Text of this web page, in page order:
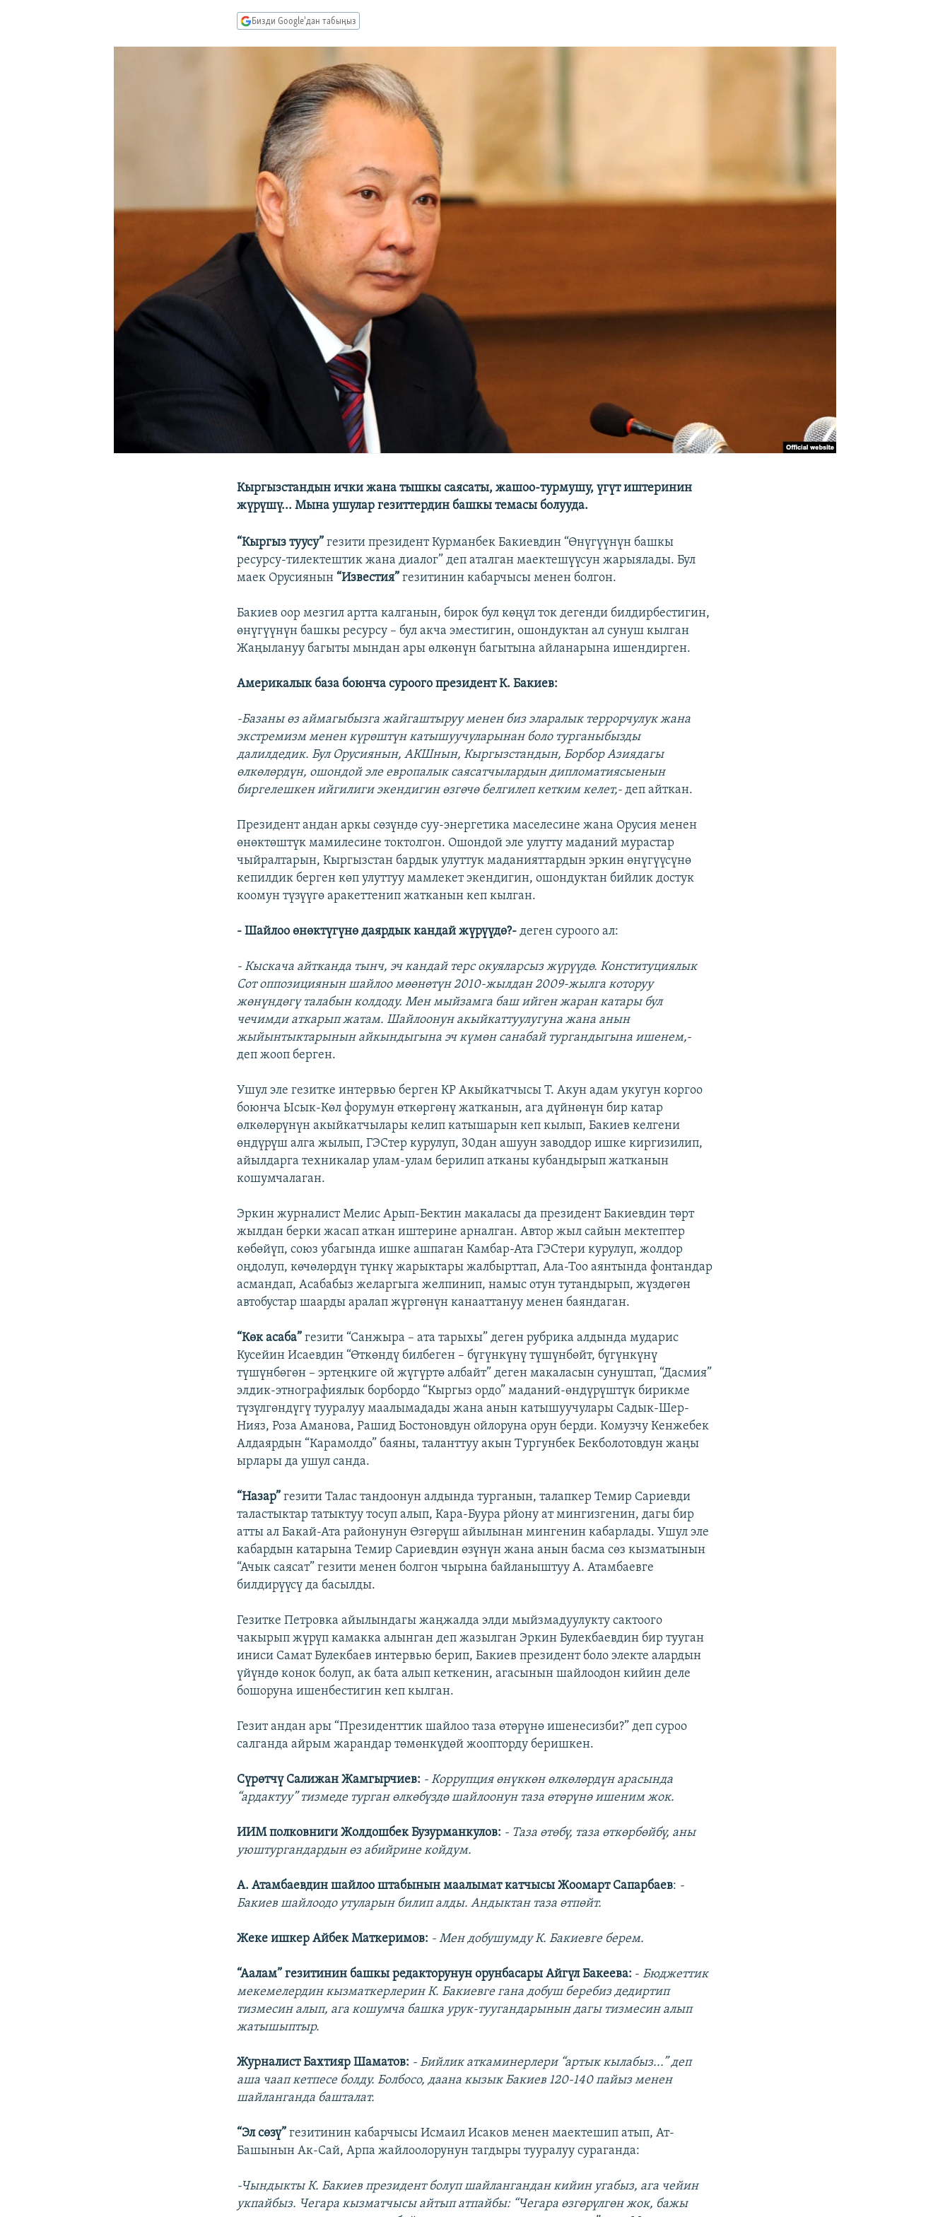
Бизди Google'дан табыңыз
Кыргызстандын ички жана тышкы саясаты, жашоо-турмушу, үгүт иштеринин
жүрүшү... Мына ушулар гезиттердин башкы темасы болууда.
“Кыргыз туусу”гезити президент Курманбек Бакиевдин “Өнүгүүнүн башкы
ресурсу-тилектештик жана диалог” деп аталган маектешүүсун жарыялады. Бул
маек Орусиянын “Известия” гезитинин кабарчысы менен болгон.
Бакиев оор мезгил артта калганын, бирок бул көңүл ток дегенди билдирбестигин,
өнүгүүнүн башкы ресурсу – бул акча эместигин, ошондуктан ал сунуш кылган
Жаңылануу багыты мындан ары өлкөнүн багытына айланарына ишендирген.
Америкалык база боюнча суроого президент К. Бакиев:
-Базаны өз аймагыбызга жайгаштыруу менен биз эларалык террорчулук жана
экстремизм менен күрөштүн катышуучуларынан боло турганыбызды
далилдедик. Бул Орусиянын, АКШнын, Кыргызстандын, Борбор Азиядагы
өлкөлөрдүн, ошондой эле европалык саясатчылардын дипломатиясыенын
биргелешкен ийгилиги экендигин өзгөчө белгилеп кетким келет,- деп айткан.
Президент андан аркы сөзүндө суу-энергетика маселесине жана Орусия менен
өнөктөштүк мамилесине токтолгон. Ошондой эле улутту маданий мурастар
чыйралтарын, Кыргызстан бардык улуттук маданияттардын эркин өнүгүүсүнө
кепилдик берген көп улуттуу мамлекет экендигин, ошондуктан бийлик достук
коомун түзүүгө аракеттенип жатканын кеп кылган.
- Шайлоо өнөктүгүнө даярдык кандай жүрүүдө?-деген суроого ал:
- Кыскача айтканда тынч, эч кандай терс окуяларсыз жүрүүдө. Конституциялык
Сот оппозициянын шайлоо мөөнөтүн 2010-жылдан 2009-жылга которуу
жөнүндөгү талабын колдоду. Мен мыйзамга баш ийген жаран катары бул
чечимди аткарып жатам. Шайлоонун акыйкаттуулугуна жана анын
жыйынтыктарынын айкындыгына эч күмөн санабай тургандыгына ишенем,-
деп жооп берген.
Ушул эле гезитке интервью берген КР Акыйкатчысы Т. Акун адам укугун коргоо
боюнча Ысык-Көл форумун өткөргөнү жатканын, ага дүйнөнүн бир катар
өлкөлөрүнүн акыйкатчылары келип катышарын кеп кылып, Бакиев келгени
өндүрүш алга жылып, ГЭСтер курулуп, 30дан ашуун заводдор ишке киргизилип,
айылдарга техникалар улам-улам берилип атканы кубандырып жатканын
кошумчалаган.
Эркин журналист Мелис Арып-Бектин макаласы да президент Бакиевдин төрт
жылдан берки жасап аткан иштерине арналган. Автор жыл сайын мектептер
көбөйүп, союз убагында ишке ашпаган Камбар-Ата ГЭСтери курулуп, жолдор
оңдолуп, көчөлөрдүн түнкү жарыктары жалбырттап, Ала-Тоо аянтында фонтандар
асмандап, Асабабыз желаргыга желпинип, намыс отун тутандырып, жүздөгөн
автобустар шаарды аралап жүргөнүн канааттануу менен баяндаган.
“Көк асаба”гезити “Санжыра – ата тарыхы” деген рубрика алдында мударис
Кусейин Исаевдин “Өткөндү билбеген – бүгүнкүнү түшүнбөйт, бүгүнкүнү
түшүнбөгөн – эртеңкиге ой жүгүртө албайт” деген макаласын сунуштап, “Дасмия”
элдик-этнографиялык борбордо “Кыргыз ордо” маданий-өндүрүштүк бирикме
түзүлгөндүгү тууралуу маалымадады жана анын катышуучулары Садык-Шер-
Нияз, Роза Аманова, Рашид Бостоновдун ойлоруна орун берди. Комузчу Кенжебек
Алдаярдын “Карамолдо” баяны, таланттуу акын Тургунбек Бекболотовдун жаңы
ырлары да ушул санда.
“Назар” гезити Талас тандоонун алдында турганын, талапкер Темир Сариевди
таластыктар татыктуу тосуп алып, Кара-Буура рйону ат мингизгенин, дагы бир
атты ал Бакай-Ата районунун Өзгөрүш айылынан мингенин кабарлады. Ушул эле
кабардын катарына Темир Сариевдин өзүнүн жана анын басма сөз кызматынын
“Ачык саясат” гезити менен болгон чырына байланыштуу А. Атамбаевге
билдирүүсү да басылды.
Гезитке Петровка айылындагы жаңжалда элди мыйзмадуулукту сактоого
чакырып жүрүп камакка алынган деп жазылган Эркин Булекбаевдин бир тууган
иниси Самат Булекбаев интервью берип, Бакиев президент боло электе алардын
үйүндө конок болуп, ак бата алып кеткенин, агасынын шайлоодон кийин деле
бошоруна ишенбестигин кеп кылган.
Гезит андан ары “Президенттик шайлоо таза өтөрүнө ишенесизби?” деп суроо
салганда айрым жарандар төмөнкүдөй жоопторду беришкен.
Сүрөтчү Салижан Жамгырчиев: - Коррупция өнүккөн өлкөлөрдүн арасында
“ардактуу” тизмеде турган өлкөбүздө шайлоонун таза өтөрүнө ишеним жок.
ИИМ полковниги Жолдошбек Бузурманкулов: - Таза өтөбү, таза өткөрбөйбү, аны
уюштургандардын өз абийрине койдум.
А. Атамбаевдин шайлоо штабынын маалымат катчысы Жоомарт Сапарбаев: -
Бакиев шайлоодо утуларын билип алды. Андыктан таза өтпөйт.
Жеке ишкер Айбек Маткеримов: - Мен добушумду К. Бакиевге берем.
“Аалам” гезитинин башкы редакторунун орунбасары Айгүл Бакеева: - Бюджеттик
мекемелердин кызматкерлерин К. Бакиевге гана добуш беребиз дедиртип
тизмесин алып, ага кошумча башка урук-туугандарынын дагы тизмесин алып
жатышыптыр.
Журналист Бахтияр Шаматов: - Бийлик аткаминерлери “артык кылабыз...” деп
аша чаап кетпесе болду. Болбосо, даана кызык Бакиев 120-140 пайыз менен
шайланганда башталат.
“Эл сөзү”гезитинин кабарчысы Исмаил Исаков менен маектешип атып, Ат-
Башынын Ак-Сай, Арпа жайлоолорунун тагдыры тууралуу сураганда:
-Чындыкты К. Бакиев президент болуп шайлангандан кийин угабыз, ага чейин
укпайбыз. Чегара кызматчысы айтып атпайбы: “Чегара өзгөрүлгөн жок, бажы